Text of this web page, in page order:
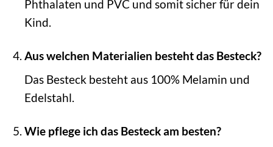
Phthalaten und PVC und somit sicher für dein
Kind.
Aus welchen Materialien besteht das Besteck?
Das Besteck besteht aus 100% Melamin und
Edelstahl.
Wie pflege ich das Besteck am besten?